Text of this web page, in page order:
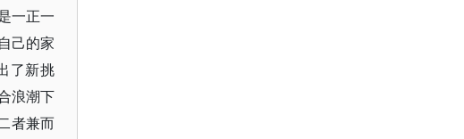
一正一
己的家
了新挑
浪潮下
者兼而